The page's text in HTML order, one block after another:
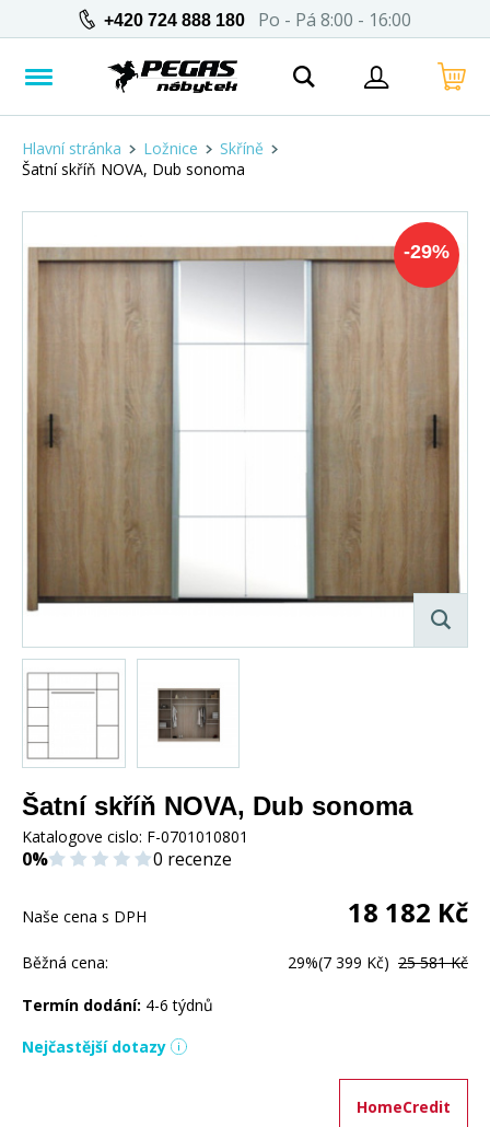
+420 724 888 180 Po - Pá 8:00 - 16:00
Hlavní stránka Ložnice
Skříně
Šatní skříň NOVA, Dub sonoma
-29%
Šatní skříň NOVA, Dub sonoma
Katalogove cislo: F-0701010801
0% 0 recenze
Naše cena s DPH 18 182 Kč
Běžná cena: 29%(7 399 Kč) 25 581 Kč
Termín dodání: 4-6 týdnů
Nejčastější dotazy
HomeCredit